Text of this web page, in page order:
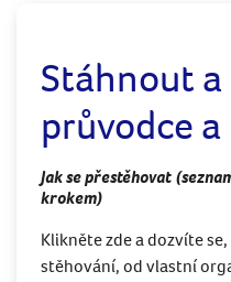
Stáhnout
průvodce
Jak se přestěhovat
krokem)
Klikněte zde a dozvíte
stěhování, od vlastní